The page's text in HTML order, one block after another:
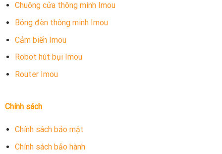
Chuông cửa thông minh Imou
Bóng đèn thông minh Imou
Cảm biến Imou
Robot hút bụi Imou
Router Imou
Chính sách
Chính sách bảo mật
Chính sách bảo hành